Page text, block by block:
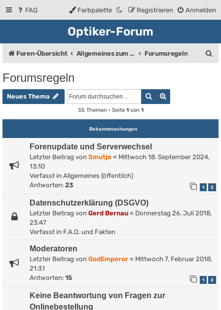
FAQ Anmelden
Registrieren
Farbpalette
Optiker-Forum
Foren-Übersicht Allgemeines zum Forum Forumsregeln
Forumsregeln
Neues Thema Suche
35 Themen • Seite 1von 1
Bekanntmachungen
Forenupdate und Serverwechsel
Letzter Beitrag von Smutje « Mittwoch 18. September 2024,
13:10
Verfasst in Allgemeines (öffentlich)
Antworten: 23 1 2
Datenschutzerklärung (DSGVO)
Letzter Beitrag von Gerd Bernau « Donnerstag 26. Juli 2018,
23:47
Verfasst in F.A.Q. und Fakten
Moderatoren
Letzter Beitrag von GodEmperor « Mittwoch 7. Februar 2018,
21:31
Antworten: 15 1 2
Keine Beantwortung von Fragen zur
Onlinebestellung